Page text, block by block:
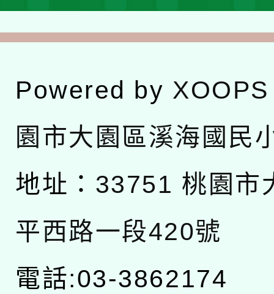
Powered by XOOPS
園市大園區溪海國民
地址： 33751 桃園市
平西路一段420號
電話:03-3862174